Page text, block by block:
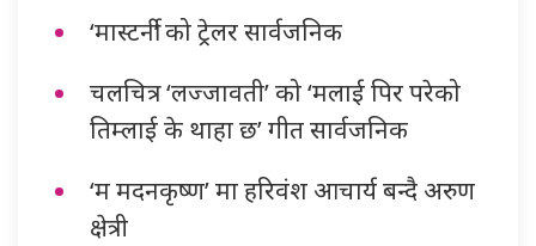
‘मास्टर्नी’ को ट्रेलर सार्वजनिक
चलचित्र ‘लज्जावती’ को ‘मलाई पिर परेको
तिम्लाई के थाहा छ’ गीत सार्वजनिक
‘म मदनकृष्ण’ मा हरिवंश आचार्य बन्दै अरुण
क्षेत्री